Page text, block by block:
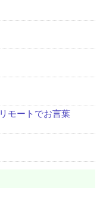
モートでお言葉